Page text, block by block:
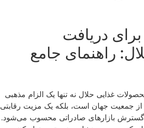
دریافت
راهنمای جامع
غذایی حلال نه تنها یک الزام مذهبی
جمعیت جهان است، بلکه یک مزیت رقابتی
بازارهای صادراتی محسوب می‌شود.